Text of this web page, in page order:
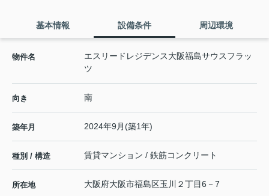
基本情報 設備条件 周辺環境
物件名
エスリードレジデンス大阪福島サウスフラッ
ツ
向き 南
築年月 2024年9月(築1年)
種別 / 構造 賃貸マンション / 鉄筋コンクリート
所在地 大阪府大阪市福島区玉川 ２丁目6－7